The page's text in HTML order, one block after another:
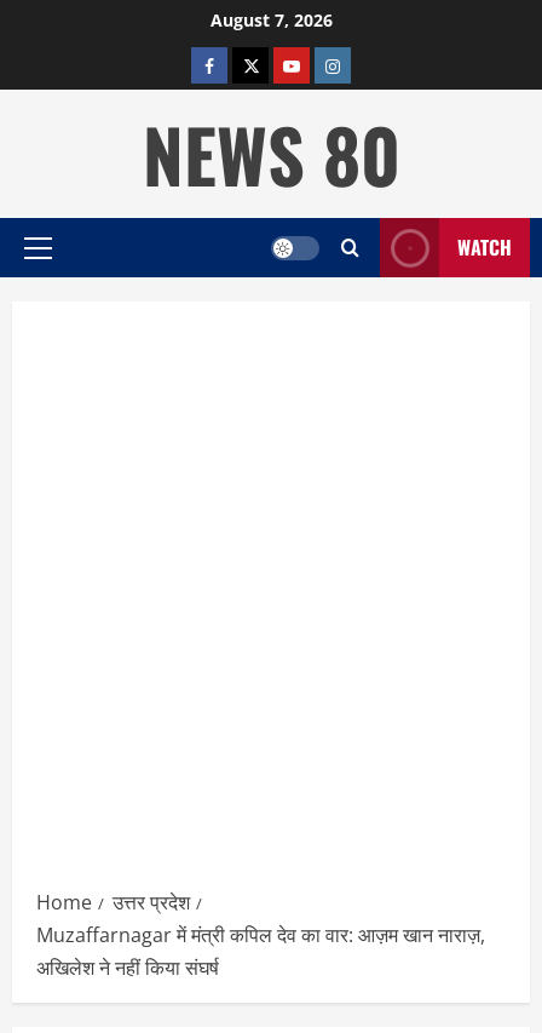
August 7, 2026
facebooktwitterYOUTUBE
instagram
NEWS 80
Primary
WATCH
Home
उत्तर प्रदेश
Muzaffarnagar में मंत्री कपिल देव का वार: आज़म खान नाराज़,
अखिलेश ने नहीं किया संघर्ष